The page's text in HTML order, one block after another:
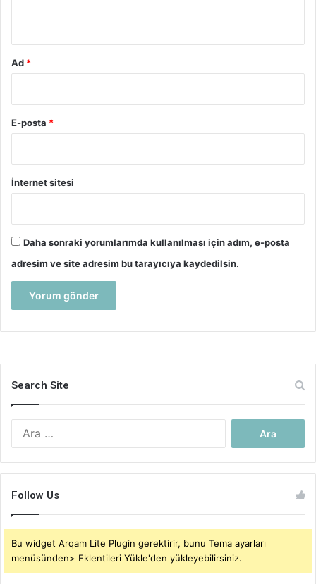
Ad *
E-posta *
İnternet sitesi
Daha sonraki yorumlarımda kullanılması için adım, e-posta
adresim ve site adresim bu tarayıcıya kaydedilsin.
Search Site
Follow Us
Bu widget Arqam Lite Plugin gerektirir, bunu Tema ayarları
menüsünden> Eklentileri Yükle'den yükleyebilirsiniz.